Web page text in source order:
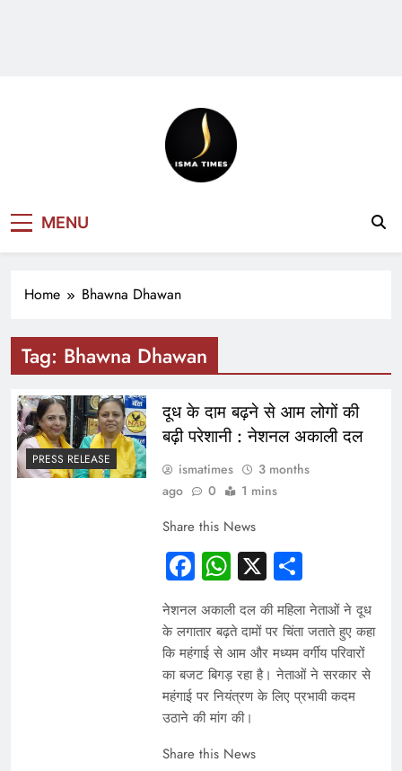
NEWS
MENU
Home Bhawna Dhawan
Tag: Bhawna Dhawan
PRESS RELEASE
दूध के दाम बढ़ने से आम लोगों की
बढ़ी परेशानी : नेशनल अकाली दल
ismatimes
3 months
ago
0 1 mins
Share this News
Facebook
WhatsApp
X Share
नेशनल अकाली दल की महिला नेताओं ने दूध
के लगातार बढ़ते दामों पर चिंता जताते हुए कहा
कि महंगाई से आम और मध्यम वर्गीय परिवारों
का बजट बिगड़ रहा है। नेताओं ने सरकार से
महंगाई पर नियंत्रण के लिए प्रभावी कदम
उठाने की मांग की।
Share this News